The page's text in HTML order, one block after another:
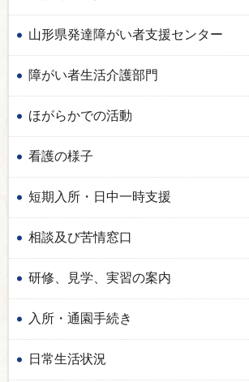
山形県発達障がい者支援センター
障がい者生活介護部門
ほがらかでの活動
看護の様子
短期入所・日中一時支援
相談及び苦情窓口
研修、見学、実習の案内
入所・通園手続き
日常生活状況